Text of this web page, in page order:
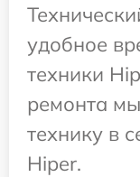
удобное
техники
ремонта
технику в
Hiper.